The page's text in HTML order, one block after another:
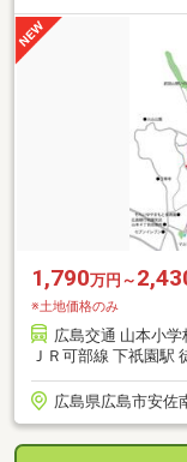
1,790万円～
※土地価格のみ
広島交通 山本小学
ＪＲ可部線 下祇園駅
広島県広島市安佐